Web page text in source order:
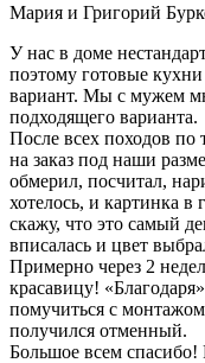
Мария и Григорий
У нас в доме
поэтому готовые
вариант. Мы с мужем
подходящего варианта.
После всех походов
на заказ под наши
обмерил, посчитал,
хотелось, и картинка в
скажу, что это самый
вписалась и цвет
Примерно через 2
красавицу!
помучиться с
получился отменный.
Большое всем